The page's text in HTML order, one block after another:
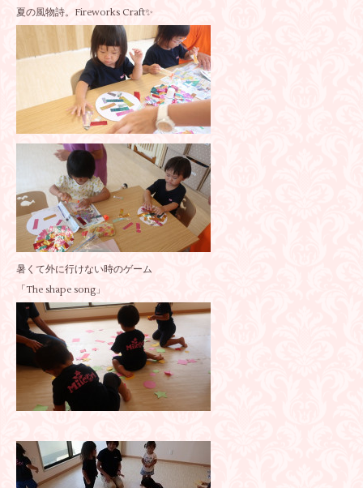
夏の風物詩。Fireworks Craft✨
暑くて外に行けない時のゲーム
「The shape song」